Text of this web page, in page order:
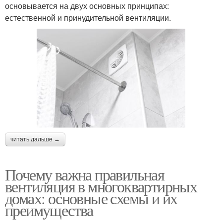
основывается на двух основных принципах:
естественной и принудительной вентиляции.
читать дальше →
Почему важна правильная
вентиляция в многоквартирных
домах: основные схемы и их
преимущества